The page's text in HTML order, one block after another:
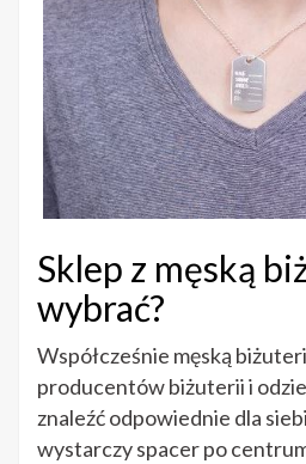
Sklep z męską
wybrać?
Współcześnie męską
producentów biżuterii i
znaleźć odpowiednie dla
wystarczy spacer po